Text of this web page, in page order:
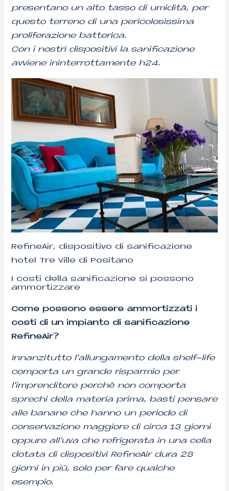
presentano un alto tasso di umidità, per
questo terreno di una pericolosissima
proliferazione batterica.
Con i nostri dispositivi la sanificazione
avviene ininterrottamente h24.
RefineAir, dispositivo di sanificazione
hotel Tre Ville di Positano
I costi della sanificazione si possono
ammortizzare
Come possono essere ammortizzati i
costi di un impianto di sanificazione
RefineAir?
Innanzitutto l’allungamento della shelf-life
comporta un grande risparmio per
l’imprenditore perché non comporta
sprechi della materia prima, basti pensare
alle banane che hanno un periodo di
conservazione maggiore di circa 13 giorni
oppure all’uva che refrigerata in una cella
dotata di dispositivi RefineAir dura 28
giorni in più, solo per fare qualche
esempio.